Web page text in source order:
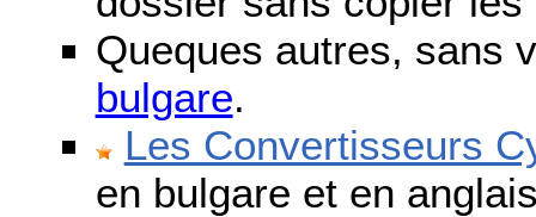
Queques autres, sans
bulgare.
Les Convertisseurs
en bulgare et en